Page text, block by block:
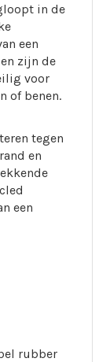
in de
een
zijn de
voor
of benen.
tegen
en
een
rubber